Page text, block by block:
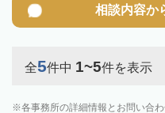
相談内容か
全5件中 1~5件を表示
各事務所の詳細情報とお問い合